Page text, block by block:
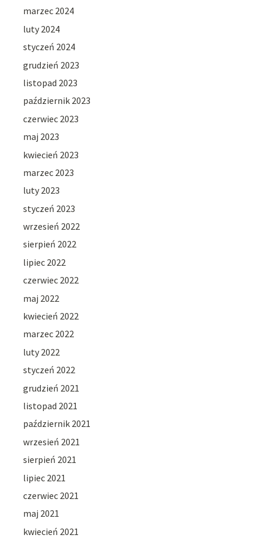
marzec 2024
luty 2024
styczeń 2024
grudzień 2023
listopad 2023
październik 2023
czerwiec 2023
maj 2023
kwiecień 2023
marzec 2023
luty 2023
styczeń 2023
wrzesień 2022
sierpień 2022
lipiec 2022
czerwiec 2022
maj 2022
kwiecień 2022
marzec 2022
luty 2022
styczeń 2022
grudzień 2021
listopad 2021
październik 2021
wrzesień 2021
sierpień 2021
lipiec 2021
czerwiec 2021
maj 2021
kwiecień 2021